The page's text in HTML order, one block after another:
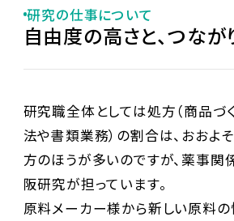
研究の仕事について
自由度の高さと、つなが
研究職全体としては処方（商品づ
法や書類業務）の割合は、おおよ
方のほうが多いのですが、薬事
阪研究が担っています。
原料メーカー様から新しい原料